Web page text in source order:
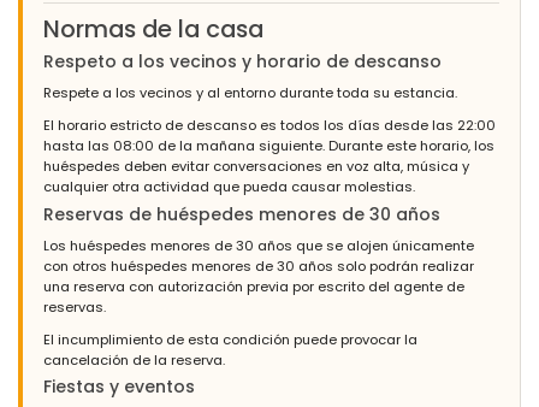
Normas de la casa
Respeto a los vecinos y horario de descanso
Respete a los vecinos y al entorno durante toda su estancia.
El horario estricto de descanso es todos los días desde las 22:00
hasta las 08:00 de la mañana siguiente. Durante este horario, los
huéspedes deben evitar conversaciones en voz alta, música y
cualquier otra actividad que pueda causar molestias.
Reservas de huéspedes menores de 30 años
Los huéspedes menores de 30 años que se alojen únicamente
con otros huéspedes menores de 30 años solo podrán realizar
una reserva con autorización previa por escrito del agente de
reservas.
El incumplimiento de esta condición puede provocar la
cancelación de la reserva.
Fiestas y eventos